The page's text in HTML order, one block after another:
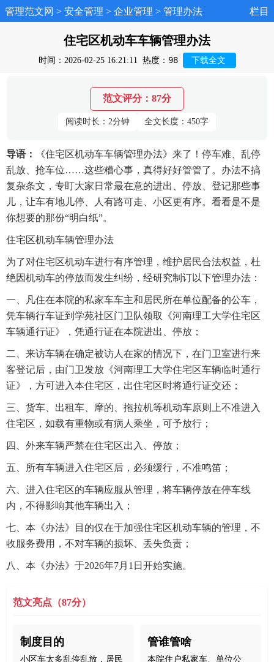
管理范文网 > 安全管理 > 企业管理 > 管理办法 栏目
住宅区机动车车辆管理办法
时间：2026-02-25 16:21:11 热度： 98 下载全文
范文评分：87分
阅读时长：2分钟 全文长度：450字
导语：
《住宅区机动车车辆管理办法》来了！停车难、乱停
乱放、抢车位……这些糟心事，真得好好管管了。办法不搞
复杂条文，专盯大家日常最在意的进出、停放、登记那些事
儿，让车有地儿停、人有路可走、小区更有序。看看是不是
你想要的那份“明白纸”。
住宅区机动车辆管理办法
为了对住宅区机动车进行有序管理，维护居民合法权益，杜
绝因机动车的停放而发生纠纷，经研究制订以下管理办法：
一、凡住在本院的私家车车主和居民所在单位配备的公车，
凭车辆行车证到学苑社区门卫队领取《河南理工大学住宅区
车辆通行证》，凭通行证在本院进出、停放；
二、来访车辆在确定被访人在家的情况下，在门卫室进行来
客登记后，由门卫发放《河南理工大学住宅区车辆临时通行
证》，方可进入本住宅区，出住宅区时将通行证交还；
三、货车、出租车、摩的、拖拉机等机动车原则上不准进入
住宅区，如载有重物或有病人乘坐，可予放行；
四、外来车辆严禁在住宅区出入、停放；
五、所有车辆进入住宅区后，必须缓行，不准鸣笛；
六、进入住宅区的车辆应服从管理，将车辆停放在停车线
内，不得影响其他车辆出入；
七、本《办法》目的仅在于加强住宅区机动车辆的管理，不
收服务费用，不对车辆的损坏、丢失负责；
八、本《办法》于2026年7月1日开始实施。
范文亮点（87分）
制度目的
小区车太多乱停乱放，居民
管谁管啥
本院住户私家车、单位公